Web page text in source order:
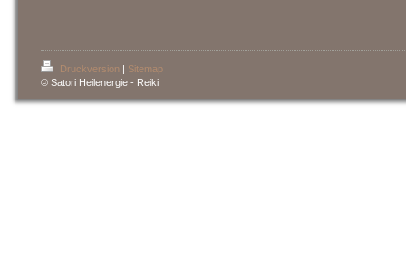
Druckversion | Sitemap
© Satori Heilenergie - Reiki